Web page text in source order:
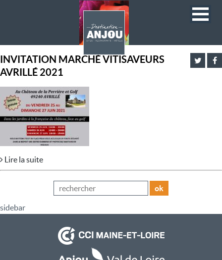
INVITATION MARCHÉ VITISAVEURS
AVRILLÉ 2021
Lire la suite
ok
sidebar